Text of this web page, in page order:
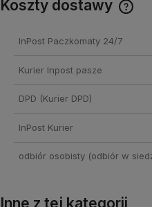
Koszty dostawy
InPost Paczkomaty 24/7
Kurier Inpost pasze
DPD (Kurier DPD)
InPost Kurier
odbiór osobisty(odbiór w
Inne z tej kategorii